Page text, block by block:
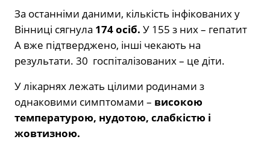
За останніми даними, кількість інфікованих у
Вінниці сягнула 174 осіб. У 155 з них – гепатит
А вже підтверджено, інші чекають на
результати. 30 госпіталізованих – це діти.
У лікарнях лежать цілими родинами з
однаковими симптомами – високою
температурою, нудотою, слабкістю і
жовтизною.